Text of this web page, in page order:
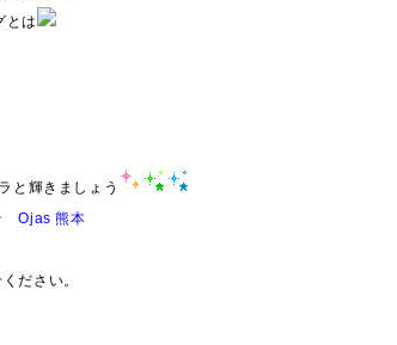
とは
と輝きましょう
ださい。